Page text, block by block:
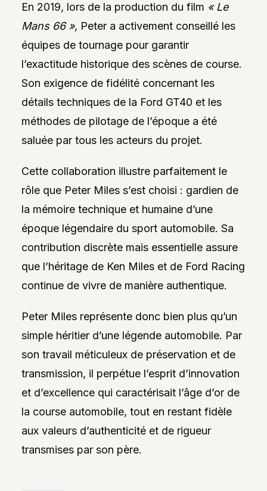
En 2019, lors de la production du film « Le
Mans 66 », Peter a activement conseillé les
équipes de tournage pour garantir
l’exactitude historique des scènes de course.
Son exigence de fidélité concernant les
détails techniques de la Ford GT40 et les
méthodes de pilotage de l’époque a été
saluée par tous les acteurs du projet.
Cette collaboration illustre parfaitement le
rôle que Peter Miles s’est choisi : gardien de
la mémoire technique et humaine d’une
époque légendaire du sport automobile. Sa
contribution discrète mais essentielle assure
que l’héritage de Ken Miles et de Ford Racing
continue de vivre de manière authentique.
Peter Miles représente donc bien plus qu’un
simple héritier d’une légende automobile. Par
son travail méticuleux de préservation et de
transmission, il perpétue l’esprit d’innovation
et d’excellence qui caractérisait l’âge d’or de
la course automobile, tout en restant fidèle
aux valeurs d’authenticité et de rigueur
transmises par son père.